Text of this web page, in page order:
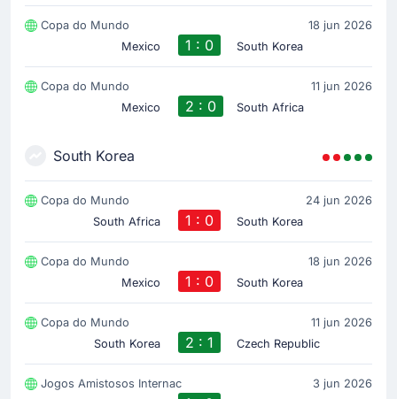
Copa do Mundo
18 jun 2026
Mexico
1 : 0 South Korea
Copa do Mundo
11 jun 2026
Mexico
2 : 0 South Africa
South Korea
Copa do Mundo
24 jun 2026
South Africa
1 : 0 South Korea
Copa do Mundo
18 jun 2026
Mexico
1 : 0 South Korea
Copa do Mundo
11 jun 2026
South Korea
2 : 1 Czech Republic
Jogos Amistosos Internac
3 jun 2026